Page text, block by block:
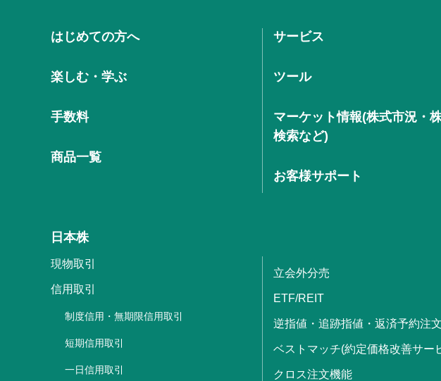
はじめての方へ
楽しむ・学ぶ
手数料
商品一覧
サービス
ツール
マーケット情報(株式市況・
検索など)
お客様サポート
日本株
現物取引
信用取引
制度信用・無期限信用取引
短期信用取引
一日信用取引
立会外分売
ETF/REIT
逆指値・追跡指値・返済予約注文
ベストマッチ(約定価格改善サー
クロス注文機能